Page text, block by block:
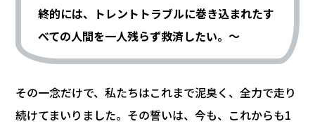
終的には、トレントトラブルに巻き込まれたす
べての人間を一人残らず救済したい。～
その一念だけで、私たちはこれまで泥臭く、全力で走り
続けてまいりました。その誓いは、今も、これからも1